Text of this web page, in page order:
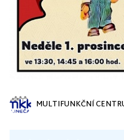
MULTIFUNKČNÍ